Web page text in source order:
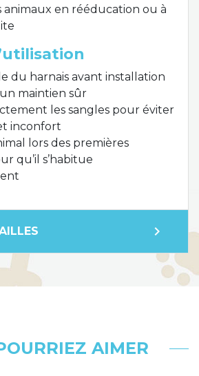
animaux en rééducation ou à
du harnais avant installation
maintien sûr
les sangles pour éviter
inconfort
lors des premières
qu’il s’habitue
expand_more
AIMER